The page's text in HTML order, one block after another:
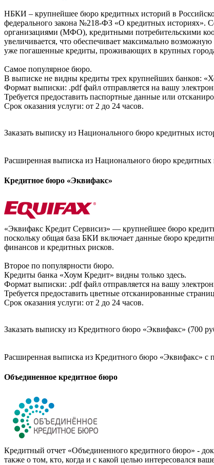
НБКИ – крупнейшее бюро кредитных историй в
федерального закона №218-ФЗ «О кредитных
организациями (МФО), кредитными потребительскими
увеличивается, что обеспечивает максимально
уже погашенные кредиты, проживающих в крупных
Самое популярное бюро.
В выписке не видны кредиты трех крупнейших банков:
Формат выписки: .pdf файл отправляется на вашу
Требуется предоставить паспортные данные или
Срок оказания услуги: от 2 до 24 часов.
Заказать выписку из Национального бюро кредитных
Расширенная выписка из Национального бюро кредитных
Кредитное бюро «Эквифакс»
«Эквифакс Кредит Сервисиз» — крупнейшее бюро
поскольку общая база БКИ включает данные бюро
финансов и кредитных рисков.
Второе по популярности бюро.
Кредиты банка «Хоум Кредит» видны только здесь.
Формат выписки: .pdf файл отправляется на вашу
Требуется предоставить цветные отсканированные
Срок оказания услуги: от 2 до 24 часов.
Заказать выписку из Кредитного бюро «Эквифакс» (700
Расширенная выписка из Кредитного бюро «Эквифакс» с
Объединенное кредитное бюро
Кредитный отчет «Объединенного кредитного бюро» -
также о том, кто, когда и с какой целью интересовался